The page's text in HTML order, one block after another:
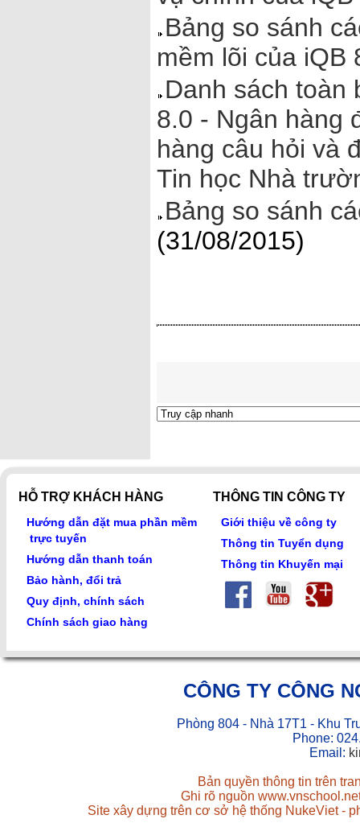
Bảng so sánh
mềm lõi của iQB
Danh sách toàn
8.0 - Ngân hàng
hàng câu hỏi và
Tin học Nhà
Bảng so sánh
(31/08/2015)
HỖ TRỢ KHÁCH HÀNG
Hướng dẫn đặt mua phần mềm
trực tuyến
Hướng dẫn thanh toán
Bảo hành, đổi trả
Quy định, chính sách
Chính sách giao hàng
THÔNG TIN CÔNG TY
Giới thiệu về công ty
Thông tin Tuyển dụng
Thông tin Khuyến mại
CÔNG TY CÔNG
Phòng 804 - Nhà 17T1 - Khu
Phone:
Email:
Bản quyền thông tin trên
Ghi rõ nguồn
Site xây dựng trên cơ sở hệ thống NukeViet -